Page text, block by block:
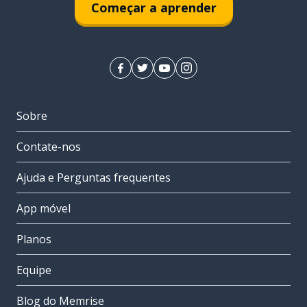
Começar a aprender
Sobre
Contate-nos
Ajuda e Perguntas frequentes
App móvel
Planos
Equipe
Blog do Memrise